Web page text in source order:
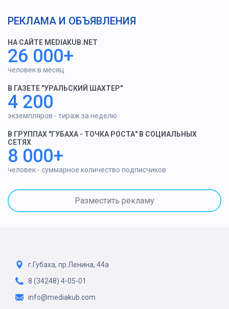
РЕКЛАМА И ОБЪЯВЛЕНИЯ
НА САЙТЕ MEDIAKUB.NET
26 000+
человек в месяц
В ГАЗЕТЕ "УРАЛЬСКИЙ ШАХТЕР"
4 200
экземпляров - тираж за неделю
В ГРУППАХ "ГУБАХА - ТОЧКА РОСТА" В СОЦИАЛЬНЫХ
СЕТЯХ
8 000+
человек - суммарное количество подписчиков
Разместить рекламу
г.Губаха, пр.Ленина, 44а
8 (34248) 4-05-01
info@mediakub.com